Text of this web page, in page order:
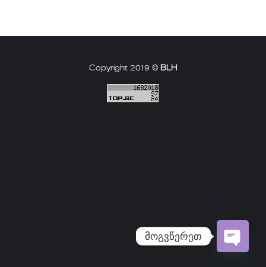
Copyright 2019 © BLH
მოგვწერეთ